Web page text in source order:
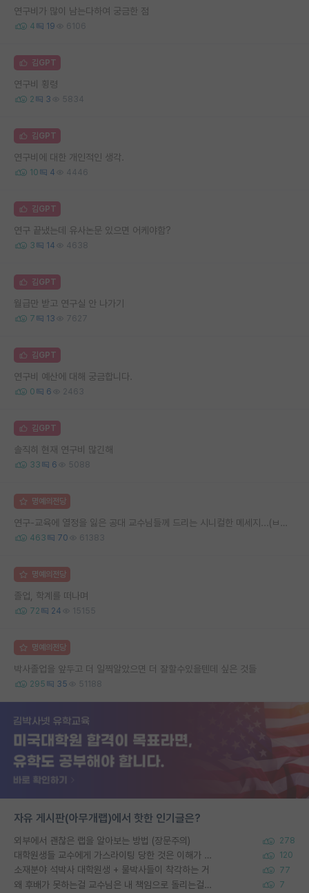
연구비가 많이 남는다하여 궁금한 점
4 19 6106
김GPT
연구비 횡령
2 3 5834
김GPT
연구비에 대한 개인적인 생각.
10 4 4446
김GPT
연구 끝냈는데 유사논문 있으면 어케야함?
3 14 4638
김GPT
월급만 받고 연구실 안 나가기
7 13 7627
김GPT
연구비 예산에 대해 궁금합니다.
0 6 2463
김GPT
솔직히 현재 연구비 많긴해
33 6 5088
명예의전당
연구-교육에 열정을 잃은 공대 교수님들께 드리는 시니컬한 메세지...(ㅂㄷㅂㄷ)
463 70 61383
명예의전당
졸업, 학계를 떠나며
72 24 15155
명예의전당
박사졸업을 앞두고 더 일찍알았으면 더 잘할수있을텐데 싶은 것들
295 35 51188
자유 게시판(아무개랩)에서 핫한 인기글은?
외부에서 괜찮은 랩을 알아보는 방법 (장문주의) 278
대학원생들 교수에게 가스라이팅 당한 것은 이해가 갑니다. 안타깝네요. 120
소재분야 석박사 대학원생 + 물박사들이 착각하는 거 77
왜 후배가 못하는걸 교수님은 내 책임으로 돌리는걸까요? 7